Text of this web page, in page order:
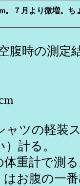
。７月より微増。ち
腹時の測定
ツの軽装
計る。
重計で測る
お腹の一番